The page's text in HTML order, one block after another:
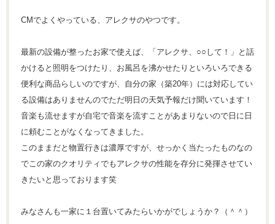
CMでよくやっている、アレクサのやつです。
最新の設備が整ったお家で使えば、「アレクサ、○○して！」と話
かけると照明をつけたり、お風呂を沸かせたりといろいろできる
便利な商品らしいのですが、自分の家（築20年）には対応してい
る設備はありませんのでただ明日の天気予報だけ聞いています！
音楽も流せますが自宅で音楽を流すことがあまりないので日に日
に頼むことがなくなってきました。
このままだと物置行きは濃厚ですが、せっかく当たったものなの
でこの家のクオリティでもアレクサの性能を存分に発揮させてい
きたいと思っております笑
みなさんも一家に１台置いてみたらいかがでしょうか？（＾＾）